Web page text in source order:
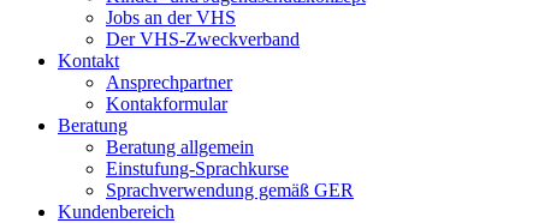
Jobs an der VHS
Der VHS-Zweckverband
Kontakt
Ansprechpartner
Kontakformular
Beratung
Beratung allgemein
Einstufung-Sprachkurse
Sprachverwendung gemäß GER
Kundenbereich